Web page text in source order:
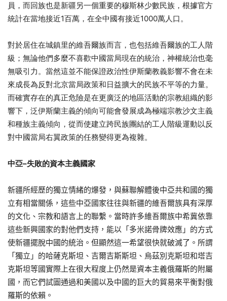
員，而回族也是新疆另一個重要的穆斯林少數民族，根據官方
統計在當地接近1百萬，在全中國有接近1000萬人口。
對於居住在城鎮里的維吾爾族而言，也包括維吾爾族的工人階
級；無論他們多麼不喜歡中國當局現在的統治，神權統治也毫
無吸引力。當然這並不能保證政治性伊斯蘭教義影響不會在未
來成長為反對北京當局政策和日益擴大的民族不平等的力量。
而確實存在的真正危險是在更廣泛的地區活動的宗教組織的影
響下，泛伊斯蘭主義的傾向可能會發展成為極端宗教沙文主義
和種族主義傾向，從而使建立跨民族團結的工人階級運動以反
對中國當局右翼政策的任務變得更為複雜。
中亞–失敗的資本主義國家
新疆所經歷的獨立情緒的爆發，與蘇聯解體後中亞共和國的獨
立有相當關係， 這些中亞國家往往與新疆的維吾爾族具有深厚
的文化、 宗教和語言上的聯繫。 當時許多維吾爾族中希冀依靠
這些新興國家的對他們支持，能以「 多米諾骨牌效應」的方式
使新疆擺脫中國的統治。 但顯然這一希望很快就破滅了。所謂
「獨立」的哈薩克斯坦、 吉爾吉斯斯坦、 烏茲別克斯坦和塔吉
克斯坦等國實際上在很大程度上仍然是資本主義俄羅斯的附屬
國， 而它們試圖通過和美國以及中國的巨大的貿易來平衡對俄
羅斯的依賴 。